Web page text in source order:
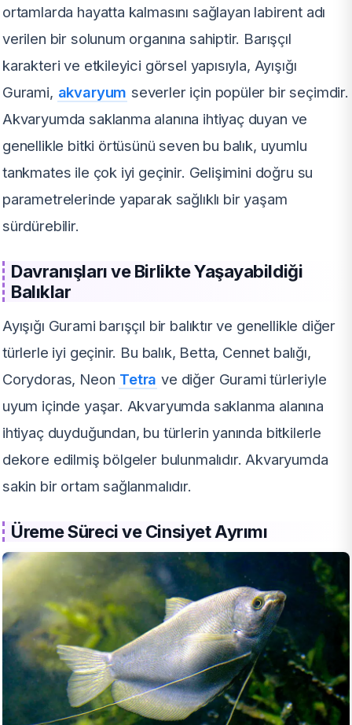
ortamlarda hayatta kalmasını sağlayan labirent adı
verilen bir solunum organına sahiptir. Barışçıl
karakteri ve etkileyici görsel yapısıyla, Ayışığı
Gurami, akvaryum severler için popüler bir seçimdir.
Akvaryumda saklanma alanına ihtiyaç duyan ve
genellikle bitki örtüsünü seven bu balık, uyumlu
tankmates ile çok iyi geçinir. Gelişimini doğru su
parametrelerinde yaparak sağlıklı bir yaşam
sürdürebilir.
Davranışları ve Birlikte Yaşayabildiği
Balıklar
Ayışığı Gurami barışçıl bir balıktır ve genellikle diğer
türlerle iyi geçinir. Bu balık, Betta, Cennet balığı,
Corydoras, Neon Tetra ve diğer Gurami türleriyle
uyum içinde yaşar. Akvaryumda saklanma alanına
ihtiyaç duyduğundan, bu türlerin yanında bitkilerle
dekore edilmiş bölgeler bulunmalıdır. Akvaryumda
sakin bir ortam sağlanmalıdır.
Üreme Süreci ve Cinsiyet Ayrımı